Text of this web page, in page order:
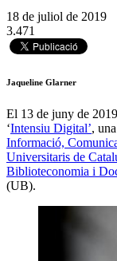
18 de juliol de 2019
3.471
Jaqueline Glarner
El 13 de juny de
‘Intensiu Digital’,
Informació,
Universitaris de
Biblioteconomia i
(UB).